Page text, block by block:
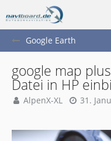
Google Earth
google map
Datei in HP
AlpenX-XL 31.